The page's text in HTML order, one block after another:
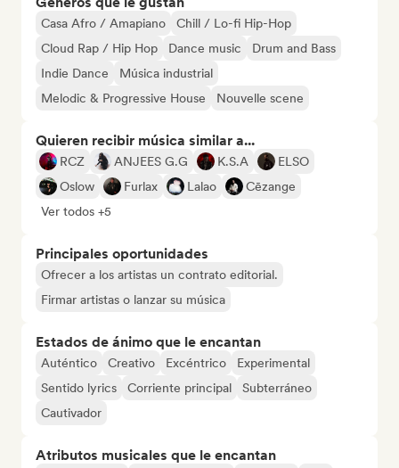
Casa Afro / Amapiano
Chill / Lo-fi Hip-Hop
Cloud Rap / Hip Hop
Dance music
Drum and Bass
Indie Dance
Música industrial
Melodic & Progressive House
Nouvelle scene
Quieren recibir música similar a...
RCZ ANJEES G.G K.S.A
ELSO
Oslow
Furlax Lalao
Cēzange
Ver todos +5
Principales oportunidades
Ofrecer a los artistas un contrato editorial.
Firmar artistas o lanzar su música
Estados de ánimo que le encantan
Auténtico Creativo Excéntrico
Experimental
Sentido lyrics
Corriente principal
Subterráneo
Cautivador
Atributos musicales que le encantan